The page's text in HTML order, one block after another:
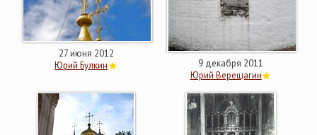
27 июня 2012
Юрий Булкин
9 декабря 2011
Юрий Верещагин